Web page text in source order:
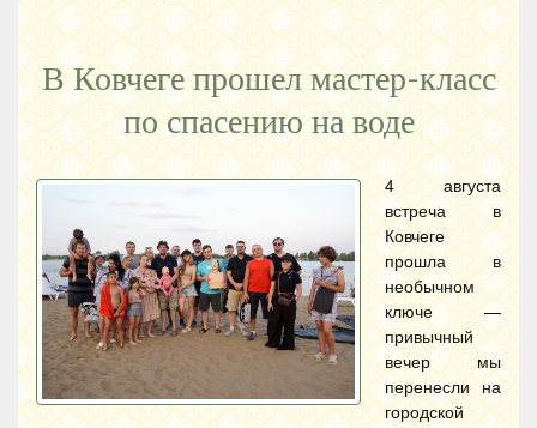
В Ковчеге прошел мастер-класс
по спасению на воде
4 августа
встреча в
Ковчеге
прошла в
необычном
ключе —
привычный
вечер мы
перенесли на
городской